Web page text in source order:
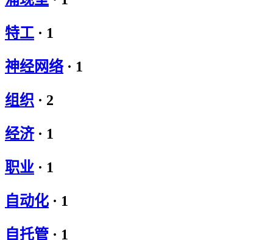
特工 · 1
神经网络 · 1
组织 · 2
经济 · 1
职业 · 1
自动化 · 1
自托管 · 1